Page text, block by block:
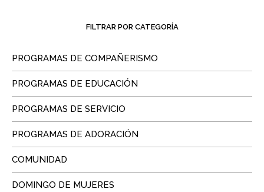
FILTRAR POR CATEGORÍA
PROGRAMAS DE COMPAÑERISMO
PROGRAMAS DE EDUCACIÓN
PROGRAMAS DE SERVICIO
PROGRAMAS DE ADORACIÓN
COMUNIDAD
DOMINGO DE MUJERES